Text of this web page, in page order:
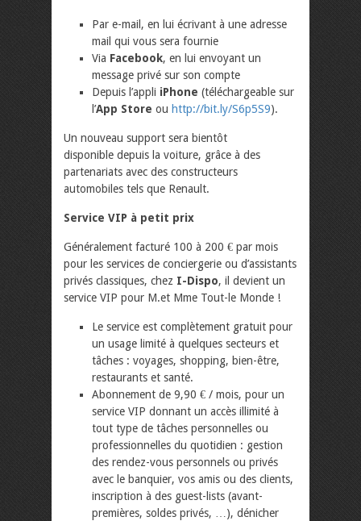
Par e-mail, en lui écrivant à une adresse
mail qui vous sera fournie
Via Facebook, en lui envoyant un
message privé sur son compte
Depuis l’appli iPhone (téléchargeable sur
l’App Store ou http://bit.ly/S6p5S9).
Un nouveau support sera bientôt
disponible depuis la voiture, grâce à des
partenariats avec des constructeurs
automobiles tels que Renault.
Service VIP à petit prix
Généralement facturé 100 à 200 € par mois
pour les services de conciergerie ou d’assistants
privés classiques, chez I-Dispo, il devient un
service VIP pour M.et Mme Tout-le Monde !
Le service est complètement gratuit pour
un usage limité à quelques secteurs et
tâches : voyages, shopping, bien-être,
restaurants et santé.
Abonnement de 9,90 € / mois, pour un
service VIP donnant un accès illimité à
tout type de tâches personnelles ou
professionnelles du quotidien : gestion
des rendez-vous personnels ou privés
avec le banquier, vos amis ou des clients,
inscription à des guest-lists (avant-
premières, soldes privés, …), dénicher